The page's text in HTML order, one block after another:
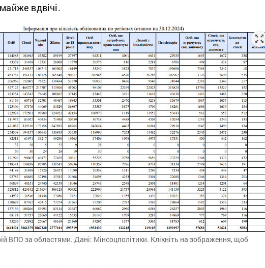
вдвічі.
ВПО за областями. Дані: Мінсоцполітики. Клікніть на зображення, щоб